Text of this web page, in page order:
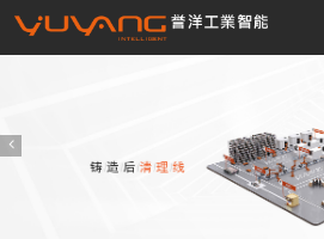
网站首页